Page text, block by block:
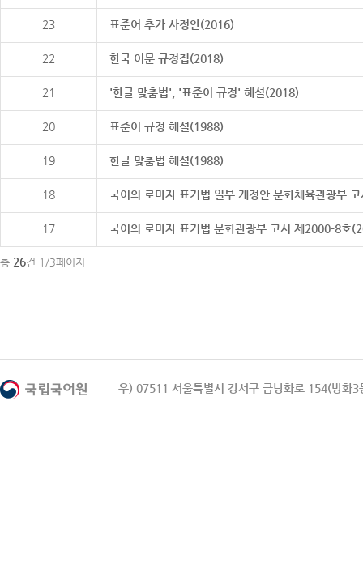
23 표준어 추가 사정안(2016)
22 한국 어문 규정집(2018)
21 '한글 맞춤법', '표준어 규정' 해설(2018)
20 표준어 규정 해설(1988)
19 한글 맞춤법 해설(1988)
18 국어의 로마자 표기법 일부 개정안 문화체육관광부
17 국어의 로마자 표기법 문화관광부 고시 제2000-8호
총 26건 1/3페이지
우) 07511 서울특별시 강서구 금낭화로 154(방화3